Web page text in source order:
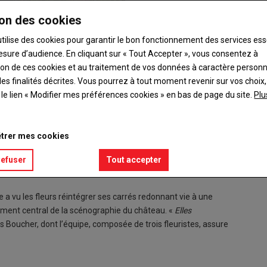
et architecturales, est aussi le seul monument en
vu les fleurs réintégrer ses carrés redonnant vie à une
central de la scénographie du château. « Elles
Boucher, dont l’équipe, composée de trois fleuristes, assure
des cookies
des cookies pour garantir le bon fonctionnement des services
d’audience. En cliquant sur « Tout Accepter », vous consentez à
de ces cookies et au traitement de vos données à caractère
finalités décrites. Vous pourrez à tout moment revenir sur vos
lien « Modifier mes préférences cookies » en bas de page du site.
mes cookies
Tout accepter